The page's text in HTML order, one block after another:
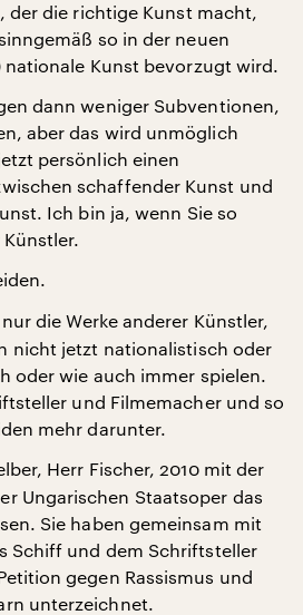
der die richtige Kunst macht,
so in der neuen
nationale Kunst bevorzugt wird.
dann weniger Subventionen,
aber das wird unmöglich
persönlich einen
schaffender Kunst und
Ich bin ja, wenn Sie so
die Werke anderer Künstler,
nicht jetzt nationalistisch oder
oder wie auch immer spielen.
und Filmemacher und so
mehr darunter.
Herr Fischer, 2010 mit der
Ungarischen Staatsoper das
Sie haben gemeinsam mit
Schiff und dem Schriftsteller
gegen Rassismus und
unterzeichnet.